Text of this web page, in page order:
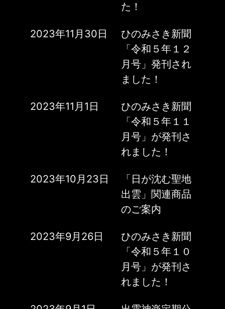
た！
2023年11月30日
ひのみさき新聞
「令和５年１２
月号」発刊され
ました！
2023年11月1日
ひのみさき新聞
「令和５年１１
月号」が発刊さ
れました！
2023年10月23日
「日が沈む聖地
出雲」関連商品
のご案内
2023年9月26日
ひのみさき新聞
「令和５年１０
月号」が発刊さ
れました！